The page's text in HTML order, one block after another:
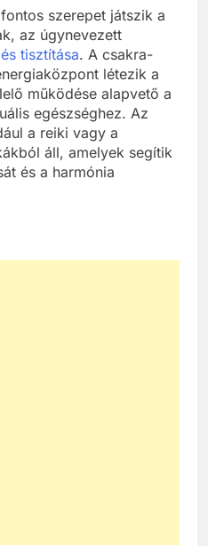
szerepet játszik a
az úgynevezett
tisztítása. A csakra-
létezik a
működése alapvető a
egészséghez. Az
a reiki vagy a
áll, amelyek segítik
és a harmónia